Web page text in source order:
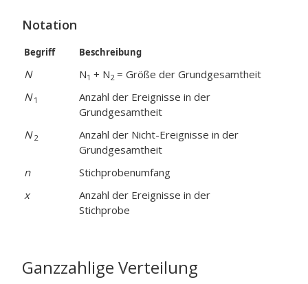
Notation
Begriff Beschreibung
N N1 + N2 = Größe der Grundgesamtheit
N 1
Anzahl der Ereignisse in der
Grundgesamtheit
N 2
Anzahl der Nicht-Ereignisse in der
Grundgesamtheit
n
Stichprobenumfang
x
Anzahl der Ereignisse in der
Stichprobe
Ganzzahlige Verteilung